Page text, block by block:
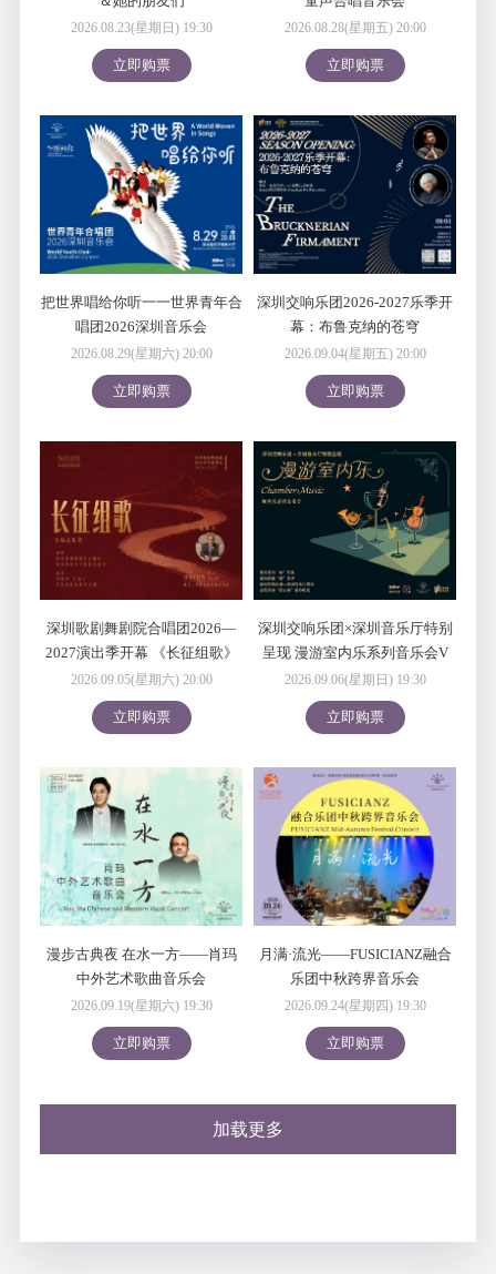
2026.08.23(星期日) 19:30
立即购票
2026.08.28(星期五) 20:00
立即购票
把世界唱给你听一一世界青年合
唱团2026深圳音乐会
2026.08.29(星期六) 20:00
立即购票
深圳交响乐团2026-2027乐季开
幕：布鲁克纳的苍穹
2026.09.04(星期五) 20:00
立即购票
深圳歌剧舞剧院合唱团2026—
2027演出季开幕 《长征组歌》
专场音乐会
2026.09.05(星期六) 20:00
立即购票
深圳交响乐团×深圳音乐厅特别
呈现 漫游室内乐系列音乐会V
炽夜探戈
2026.09.06(星期日) 19:30
立即购票
漫步古典夜 在水一方——肖玛
中外艺术歌曲音乐会
2026.09.19(星期六) 19:30
立即购票
月满·流光——FUSICIANZ融合
乐团中秋跨界音乐会
2026.09.24(星期四) 19:30
立即购票
加载更多